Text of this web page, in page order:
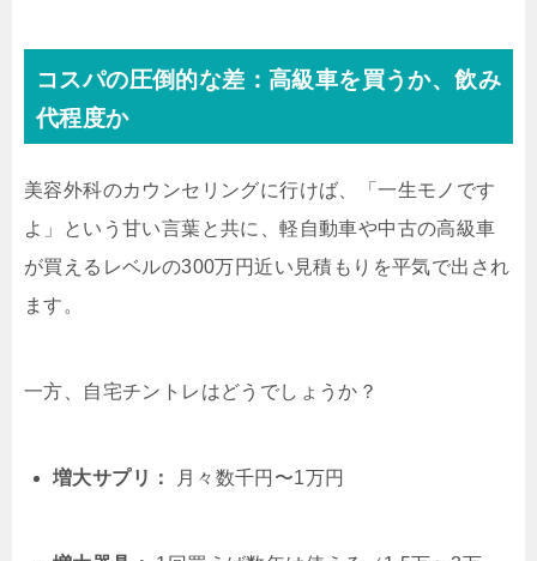
コスパの圧倒的な差：高級車を買うか、飲み
代程度か
美容外科のカウンセリングに行けば、「一生モノです
よ」という甘い言葉と共に、軽自動車や中古の高級車
が買えるレベルの300万円近い見積もりを平気で出され
ます。
一方、自宅チントレはどうでしょうか？
増大サプリ： 月々数千円〜1万円